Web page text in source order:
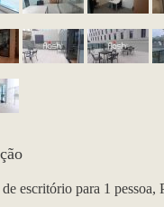
escritório para 1 pessoa,